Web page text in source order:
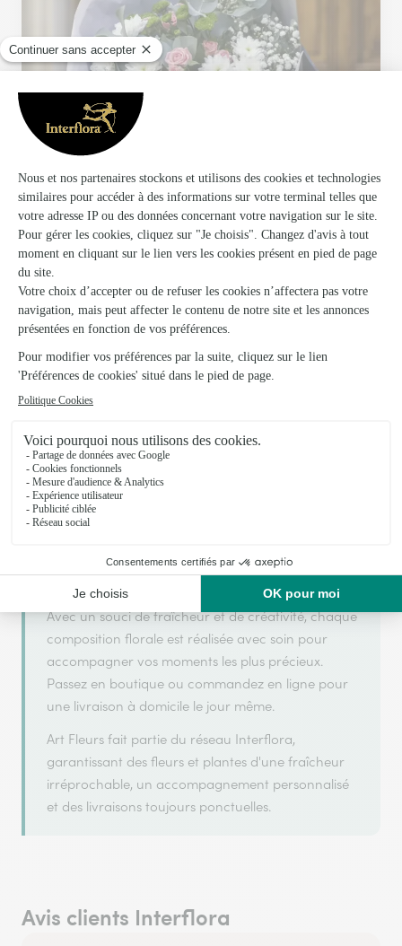
Votre fleuriste artisan à Etrepagny
Art Fleurs s'appuie sur son partenariat avec
Interflora, réseau de transmission florale de
référence, pour vous garantir un service de qualité.
Art Fleurs est un fleuriste artisan situé à Etrepagny.
Avec un souci de fraîcheur et de créativité, chaque
composition florale est réalisée avec soin pour
accompagner vos moments les plus précieux.
Passez en boutique ou commandez en ligne pour
une livraison à domicile le jour même.
Art Fleurs fait partie du réseau Interflora,
garantissant des fleurs et plantes d'une fraîcheur
irréprochable, un accompagnement personnalisé
et des livraisons toujours ponctuelles.
Avis clients Interflora